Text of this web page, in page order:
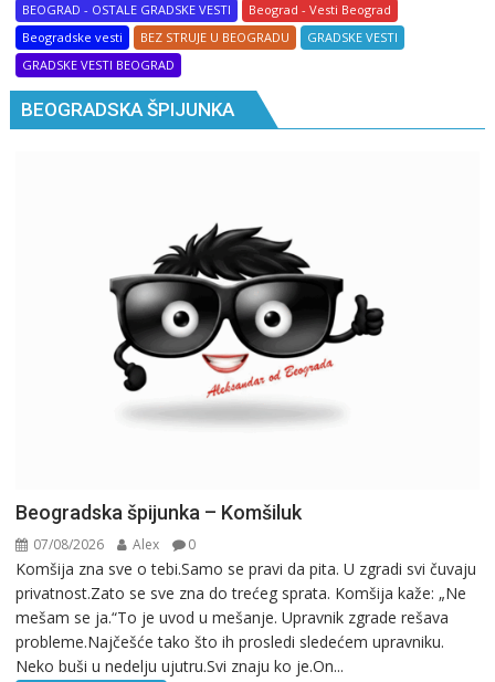
BEOGRAD - OSTALE GRADSKE VESTI
Beograd - Vesti Beograd
Beogradske vesti
BEZ STRUJE U BEOGRADU
GRADSKE VESTI
GRADSKE VESTI BEOGRAD
BEOGRADSKA ŠPIJUNKA
Beogradska špijunka – Komšiluk
07/08/2026 Alex 0
Komšija zna sve o tebi.Samo se pravi da pita. U zgradi svi čuvaju
privatnost.Zato se sve zna do trećeg sprata. Komšija kaže: „Ne
mešam se ja.“To je uvod u mešanje. Upravnik zgrade rešava
probleme.Najčešće tako što ih prosledi sledećem upravniku.
Neko buši u nedelju ujutru.Svi znaju ko je.On...